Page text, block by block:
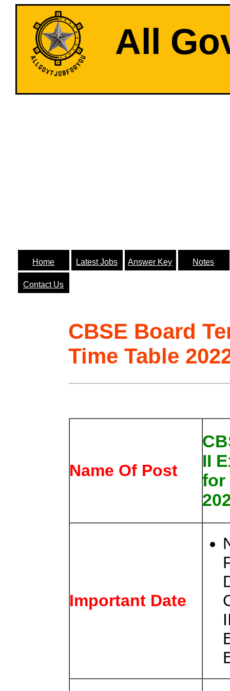
All
Home Latest Jobs Answer Key Notes
Contact Us
CBSE Board
Time Table
Name Of Post
II
for
Important Date